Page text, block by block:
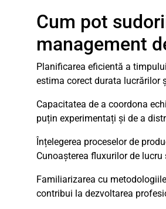
Cum pot
management
Planificarea eficientă a
estima corect durata lucrărilor
Capacitatea de a coordona
puțin experimentați și de a
Înțelegerea proceselor de
Cunoașterea fluxurilor de
Familiarizarea cu
contribui la dezvoltarea